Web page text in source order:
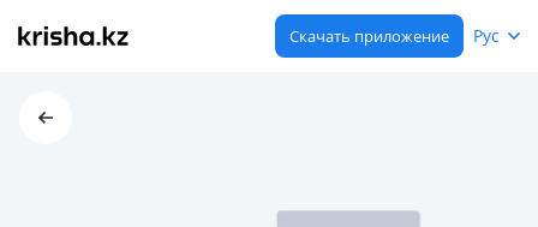
Скачать приложение Рус